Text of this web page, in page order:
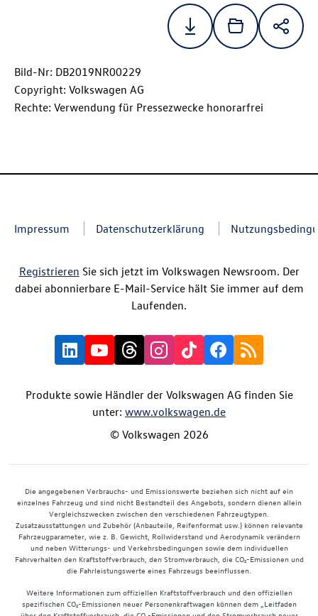
Bild-Nr: DB2019NR00229
Copyright: Volkswagen AG
Rechte: Verwendung für Pressezwecke honorarfrei
Impressum Datenschutzerklärung
Registrieren Sie sich jetzt im Volkswagen Newsroom. Der
dabei abonnierbare E-Mail-Service hält Sie immer auf dem
Laufenden.
Produkte sowie Händler der Volkswagen AG finden Sie
unter: www.volkswagen.de
© Volkswagen 2026
Die angegebenen Verbrauchs- und Emissionswerte beziehen sich nicht auf ein
einzelnes Fahrzeug und sind nicht Bestandteil des Angebots, sondern dienen allein
Vergleichszwecken zwischen den verschiedenen Fahrzeugtypen.
Zusatzausstattungen und Zubehör (Anbauteile, Reifenformat usw.) können relevante
Fahrzeugparameter, wie z. B. Gewicht, Rollwiderstand und Aerodynamik verändern
und neben Witterungs- und Verkehrsbedingungen sowie dem individuellen
Fahrverhalten den Kraftstoffverbrauch, den Stromverbrauch, die CO₂-Emissionen und
die Fahrleistungswerte eines Fahrzeugs beeinflussen.
Weitere Informationen zum offiziellen Kraftstoffverbrauch und den offiziellen
spezifischen CO₂-Emissionen neuer Personenkraftwagen können dem „Leitfaden